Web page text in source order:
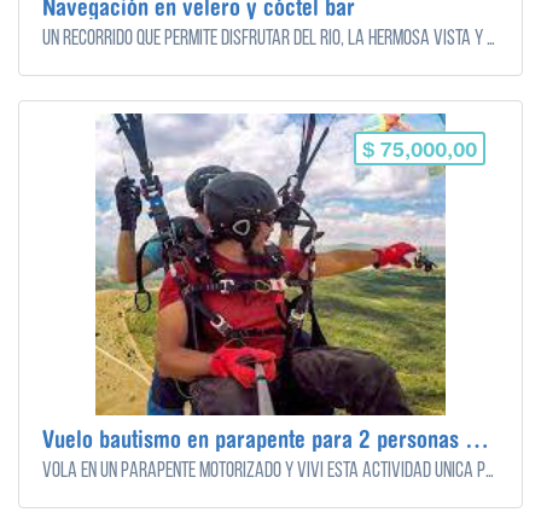
Navegación en velero y cóctel bar
Un recorrido que permite disfrutar del río, la hermosa vista y sobre todo la cultura de esta actividad. Las distintas opciones incluyen paseos en velero por el Delta y Río de la Plata y un open bar de diferentes bebidas para degustar - 2 horas
$ 75,000,00
Vuelo bautismo en parapente para 2 personas + instructor
Volá en un parapente motorizado y viví esta actividad única para ver la puesta al sol.